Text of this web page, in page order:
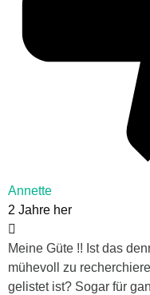
Annette
2 Jahre her
Meine Güte !! Ist das
mühevoll zu
gelistet ist? Sogar für